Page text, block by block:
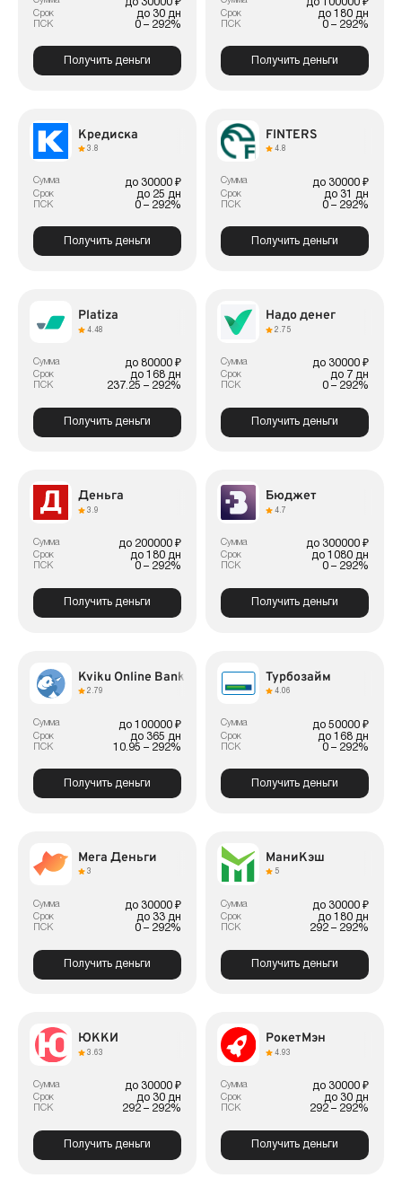
Срок до 30 дн
ПСК 0 – 292%
Получить деньги
Срок до 180 дн
ПСК 0 – 292%
Получить деньги
Кредиска
3.8
Сумма до 30000 ₽
Срок до 25 дн
ПСК 0 – 292%
Получить деньги
FINTERS
4.8
Сумма до 30000 ₽
Срок до 31 дн
ПСК 0 – 292%
Получить деньги
Platiza
4.48
Сумма до 80000 ₽
Срок до 168 дн
ПСК 237.25 – 292%
Получить деньги
Надо денег
2.75
Сумма до 30000 ₽
Срок до 7 дн
ПСК 0 – 292%
Получить деньги
Деньга
3.9
Сумма до 200000 ₽
Срок до 180 дн
ПСК 0 – 292%
Получить деньги
Бюджет
4.7
Сумма до 300000 ₽
Срок до 1080 дн
ПСК 0 – 292%
Получить деньги
Kviku Online Bank
2.79
Сумма до 100000 ₽
Срок до 365 дн
ПСК 10.95 – 292%
Получить деньги
Турбозайм
4.06
Сумма до 50000 ₽
Срок до 168 дн
ПСК 0 – 292%
Получить деньги
Мега Деньги
3
Сумма до 30000 ₽
Срок до 33 дн
ПСК 0 – 292%
Получить деньги
МаниКэш
5
Сумма до 30000 ₽
Срок до 180 дн
ПСК 292 – 292%
Получить деньги
ЮККИ
3.63
Сумма до 30000 ₽
Срок до 30 дн
ПСК 292 – 292%
Получить деньги
РокетМэн
4.93
Сумма до 30000 ₽
Срок до 30 дн
ПСК 292 – 292%
Получить деньги